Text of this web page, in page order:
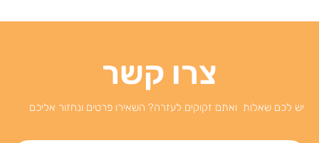
צרו קשר
יש לכם שאלות ואתם זקוקים לעזרה? השאירו פרטים ונחזור אליכם